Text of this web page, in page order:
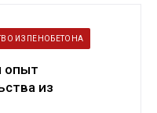
ИЗ ПЕНОБЕТОНА
опыт
из